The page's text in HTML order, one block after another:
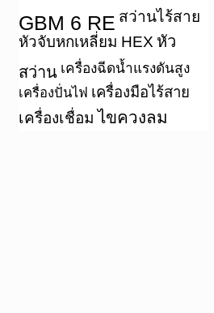
GBM 6 RE สว่านไร้สาย
หัวจับหกเหลี่ยม HEX หัว
สว่าน เครื่องฉีดน้ำแรงดันสูง
เครื่องปั่นไฟ เครื่องมือไร้สาย
เครื่องเชื่อม ไขควงลม